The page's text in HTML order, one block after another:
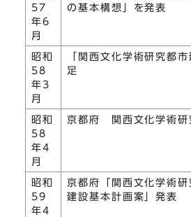
57
年6
月
の基本構想」を発表
昭和
58
年3
月
「関西文化学術研究都
足
昭和
58
年4
月
京都府 関西文化学術研
昭和
59
年4
京都府「関西文化学術研
建設基本計画案」発表